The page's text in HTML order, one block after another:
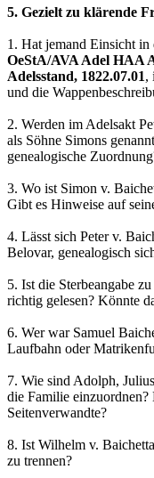
5. Gezielt zu klärende
1. Hat jemand Einsicht
OeStA/AVA Adel HAA
Adelsstand, 1822.07.01,
und die
2. Werden im Adelsakt
als Söhne Simons
genealogische
3. Wo ist Simon v.
Gibt es Hinweise auf
4. Lässt sich Peter v.
Belovar, genealogisch
5. Ist die Sterbeangabe
richtig gelesen? Könnte
6. Wer war Samuel
Laufbahn oder
7. Wie sind Adolph,
die Familie einzuordnen?
Seitenverwandte?
8. Ist Wilhelm v.
zu trennen?